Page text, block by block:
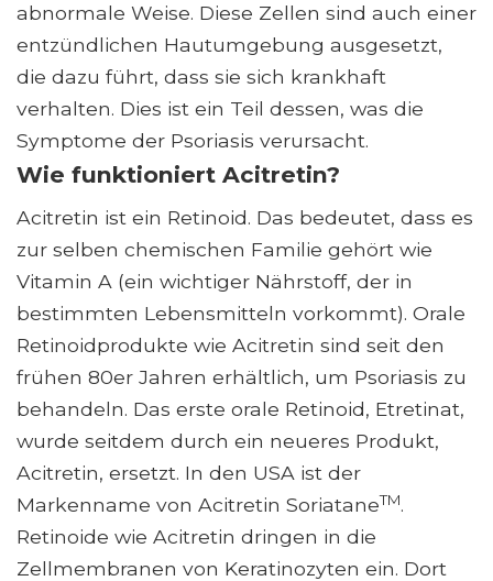
abnormale Weise. Diese Zellen sind auch einer
entzündlichen Hautumgebung ausgesetzt,
die dazu führt, dass sie sich krankhaft
verhalten. Dies ist ein Teil dessen, was die
Symptome der Psoriasis verursacht.
Wie funktioniert Acitretin?
Acitretin ist ein Retinoid. Das bedeutet, dass es
zur selben chemischen Familie gehört wie
Vitamin A (ein wichtiger Nährstoff, der in
bestimmten Lebensmitteln vorkommt). Orale
Retinoidprodukte wie Acitretin sind seit den
frühen 80er Jahren erhältlich, um Psoriasis zu
behandeln. Das erste orale Retinoid, Etretinat,
wurde seitdem durch ein neueres Produkt,
Acitretin, ersetzt. In den USA ist der
Markenname von Acitretin SoriataneTM.
Retinoide wie Acitretin dringen in die
Zellmembranen von Keratinozyten ein. Dort